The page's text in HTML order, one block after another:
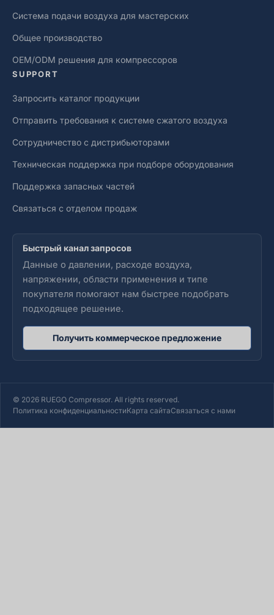
Система подачи воздуха для мастерских
Общее производство
OEM/ODM решения для компрессоров
SUPPORT
Запросить каталог продукции
Отправить требования к системе сжатого воздуха
Сотрудничество с дистрибьюторами
Техническая поддержка при подборе оборудования
Поддержка запасных частей
Связаться с отделом продаж
Быстрый канал запросов
Данные о давлении, расходе воздуха,
напряжении, области применения и типе
покупателя помогают нам быстрее подобрать
подходящее решение.
Получить коммерческое предложение
© 2026 RUEGO Compressor. All rights reserved.
Политика конфиденциальностиКарта сайтаСвязаться с нами